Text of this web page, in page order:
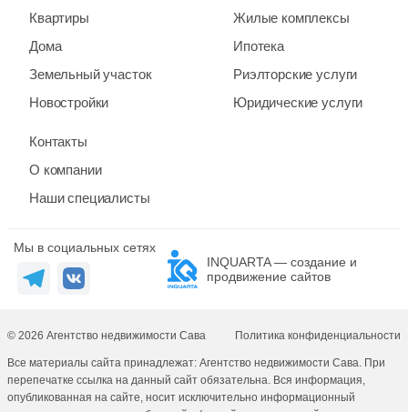
Квартиры
Дома
Земельный участок
Новостройки
Жилые комплексы
Ипотека
Риэлторские услуги
Юридические услуги
Контакты
О компании
Наши специалисты
Мы в социальных сетях
INQUARTA — создание и
продвижение сайтов
© 2026 Агентство недвижимости Сава Политика конфиденциальности
Все материалы сайта принадлежат: Агентство недвижимости Сава. При
перепечатке ссылка на данный сайт обязательна. Вся информация,
опубликованная на сайте, носит исключительно информационный